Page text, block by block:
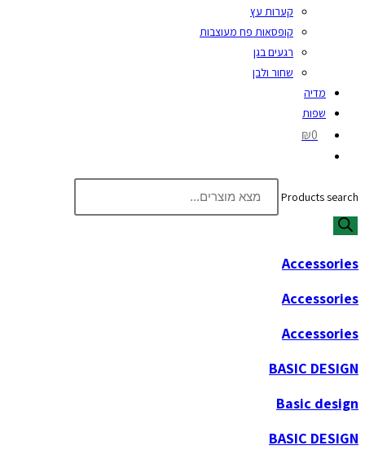
קערות עץ
קופסאות פח מעוצבות
רגעים בגן
שחור ולבן
מדיה
שפות
₪0
Products search
Accessories
Accessories
Accessories
BASIC DESIGN
Basic design
BASIC DESIGN